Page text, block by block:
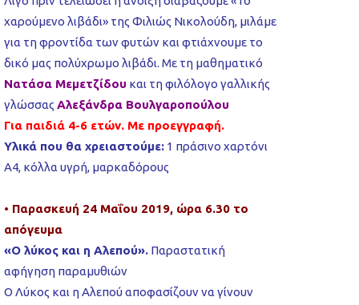
χαρούμενο λιβάδι» της Φιλιώς Νικολούδη, μιλάμε
για τη φροντίδα των φυτών και φτιάχνουμε το
δικό μας πολύχρωμο λιβάδι. Με τη μαθηματικό
Νατάσα Μεμετζίδου και τη φιλόλογο γαλλικής
γλώσσας Αλεξάνδρα Βουλγαροπούλου
Για παιδιά 4-6 ετών. Με προεγγραφή.
Υλικά που θα χρειαστούμε: 1 πράσινο χαρτόνι
Α4, κόλλα υγρή, μαρκαδόρους
• Παρασκευή 24 Μαΐου 2019, ώρα 6.30 το
απόγευμα
«Ο λύκος και η Αλεπού». Παραστατική
αφήγηση παραμυθιών
Ο Λύκος και η Αλεπού αποφασίζουν να γίνουν